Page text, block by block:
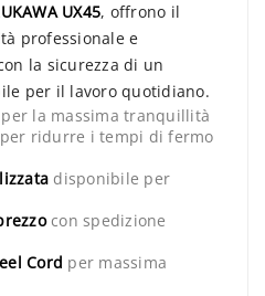
UX45, offrono il
professionale e
la sicurezza di un
per il lavoro quotidiano.
la massima tranquillità
per ridurre i tempi di fermo
disponibile per
con spedizione
Cord per massima